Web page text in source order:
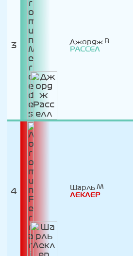
3
Джордж
РАССЕЛ
4
Шарль
ЛЕКЛЕР